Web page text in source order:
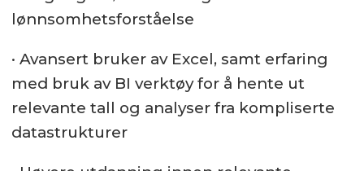
lønnsomhetsforståelse
· Avansert bruker av Excel, samt erfaring
med bruk av BI verktøy for å hente ut
relevante tall og analyser fra kompliserte
datastrukturer